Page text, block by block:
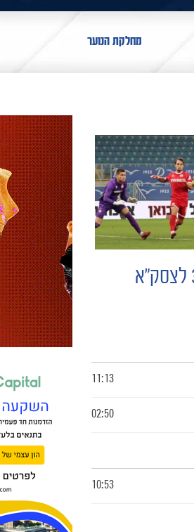
מחלקת הנוער
מכבי נכנעה 3:0 לצסק״א
11:13
02:50
10:53